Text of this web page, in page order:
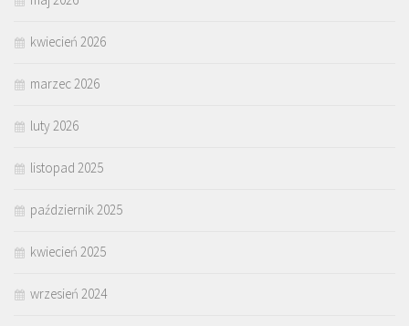
kwiecień 2026
marzec 2026
luty 2026
listopad 2025
październik 2025
kwiecień 2025
wrzesień 2024